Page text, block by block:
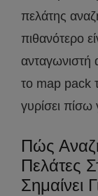
πελάτης
πιθανότερο
το map pack
γυρίσει πίσω
Πώς
Πελάτες
Σημαίνει